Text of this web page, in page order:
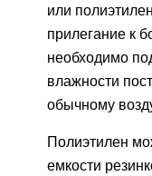
или
прилегание к
необходимо
влажности
обычному
Полиэтилен
емкости